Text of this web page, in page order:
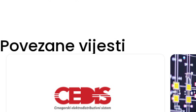
Povezane vijesti